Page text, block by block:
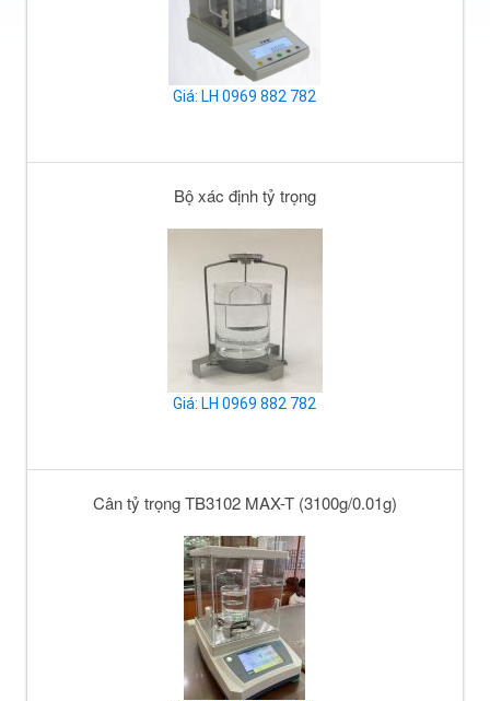
Giá: LH 0969 882 782
Bộ xác định tỷ trọng
Giá: LH 0969 882 782
Cân tỷ trọng TB3102 MAX-T (3100g/0.01g)